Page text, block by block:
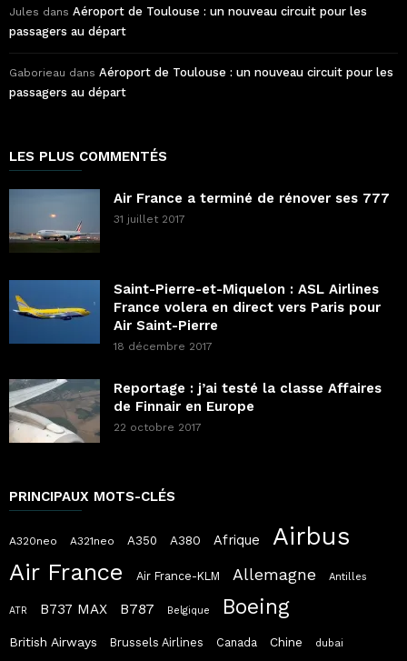
Jules dans Aéroport de Toulouse : un nouveau circuit pour les
passagers au départ
Gaborieau dans Aéroport de Toulouse : un nouveau circuit pour les
passagers au départ
LES PLUS COMMENTÉS
Air France a terminé de rénover ses 777
31 juillet 2017
Saint-Pierre-et-Miquelon : ASL Airlines
France volera en direct vers Paris pour
Air Saint-Pierre
18 décembre 2017
Reportage : j’ai testé la classe Affaires
de Finnair en Europe
22 octobre 2017
PRINCIPAUX MOTS-CLÉS
A320neo A321neo A350 A380 Afrique Airbus
Air France Air France-KLM Allemagne Antilles
ATR B737 MAX B787 Belgique Boeing
British Airways Brussels Airlines Canada Chine dubai